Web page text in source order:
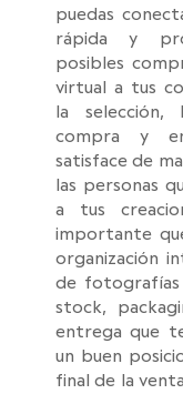
puedas
rápida y
posibles
virtual a tus
la selección,
compra y
satisface de
las personas
a tus
importante
organización
de fotografías
stock,
entrega que
un buen
final de la